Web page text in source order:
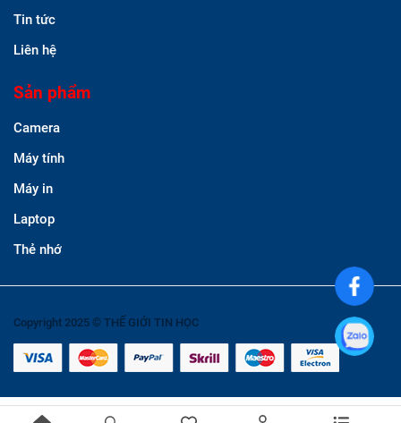
Tin tức
Liên hệ
Sản phẩm
Camera
Máy tính
Máy in
Laptop
Thẻ nhớ
Copyright 2025 © THẾ GIỚI TIN HỌC